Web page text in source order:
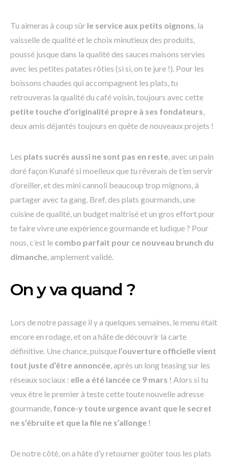
Tu aimeras à coup sûr le service aux petits oignons, la
vaisselle de qualité et le choix minutieux des produits,
poussé jusque dans la qualité des sauces maisons servies
avec les petites patates rôties (si si, on te jure !). Pour les
boissons chaudes qui accompagnent les plats, tu
retrouveras la qualité du café voisin, toujours avec cette
petite touche d’originalité propre à ses fondateurs,
deux amis déjantés toujours en quête de nouveaux projets !
Les plats sucrés aussi ne sont pas en reste, avec un pain
doré façon Kunafé si moelleux que tu rêverais de t’en servir
d’oreiller, et des mini cannoli beaucoup trop mignons, à
partager avec ta gang. Bref, des plats gourmands, une
cuisine de qualité, un budget maitrisé et un gros effort pour
te faire vivre une expérience gourmande et ludique ? Pour
nous, c’est le combo parfait pour ce nouveau brunch du
dimanche, amplement validé.
On y va quand ?
Lors de notre passage il y a quelques semaines, le menu était
encore en rodage, et on a hâte de découvrir la carte
définitive. Une chance, puisque l’ouverture officielle vient
tout juste d’être annoncée, après un long teasing sur les
réseaux sociaux : elle a été lancée ce 9 mars ! Alors si tu
veux être le premier à teste cette toute nouvelle adresse
gourmande, fonce-y toute urgence avant que le secret
ne s’ébruite et que la file ne s’allonge !
De notre côté, on a hâte d’y retourner goûter tous les plats